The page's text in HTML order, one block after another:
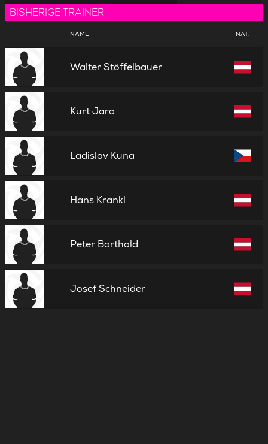
BISHERIGE TRAINER
NAME NAT.
Walter Stöffelbauer
Kurt Jara
Ladislav Kuna
Hans Krankl
Peter Barthold
Josef Schneider